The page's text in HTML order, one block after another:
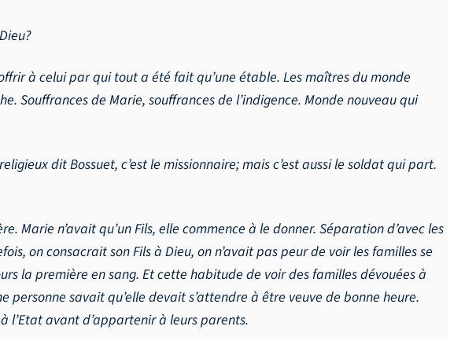
à celui par qui tout a été fait qu’une étable. Les maîtres du monde
Souffrances de Marie, souffrances de l’indigence. Monde nouveau qui
dit Bossuet, c’est le missionnaire; mais c’est aussi le soldat qui part.
Marie n’avait qu’un Fils, elle commence à le donner. Séparation d’avec les
on consacrait son Fils à Dieu, on n’avait pas peur de voir les familles se
la première en sang. Et cette habitude de voir des familles dévouées à
savait qu’elle devait s’attendre à être veuve de bonne heure.
l’Etat avant d’appartenir à leurs parents.